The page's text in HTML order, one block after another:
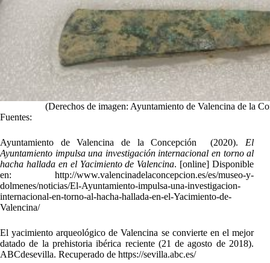
(Derechos de imagen: Ayuntamiento de Valencina de la
Fuentes:
Ayuntamiento de Valencina de la Concepción (2020). El
Ayuntamiento impulsa una investigación internacional en torno al
hacha hallada en el Yacimiento de Valencina. [online] Disponible
en: http://www.valencinadelaconcepcion.es/es/museo-y-
dolmenes/noticias/El-Ayuntamiento-impulsa-una-investigacion-
internacional-en-torno-al-hacha-hallada-en-el-Yacimiento-de-
Valencina/
El yacimiento arqueológico de Valencina se convierte en el mejor
datado de la prehistoria ibérica reciente (21 de agosto de 2018).
ABCdesevilla. Recuperado de https://sevilla.abc.es/